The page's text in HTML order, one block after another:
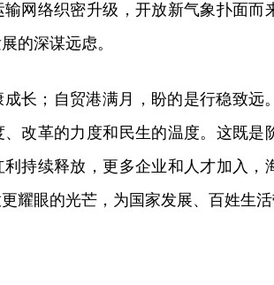
网络织密升级，开放新气象扑面而
的深谋远虑。
长；自贸港满月，盼的是行稳致远
改革的力度和民生的温度。这既是
持续释放，更多企业和人才加入，
耀眼的光芒，为国家发展、百姓生活